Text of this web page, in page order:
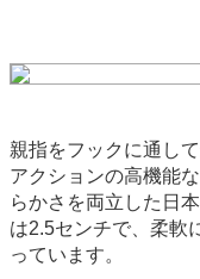
親指をフックに通し
アクションの高機能
らかさを両立した日
は2.5センチで、柔軟
っています。